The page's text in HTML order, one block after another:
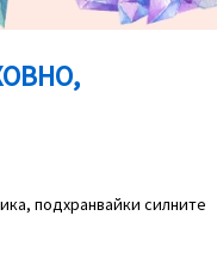
подхранвайки силните